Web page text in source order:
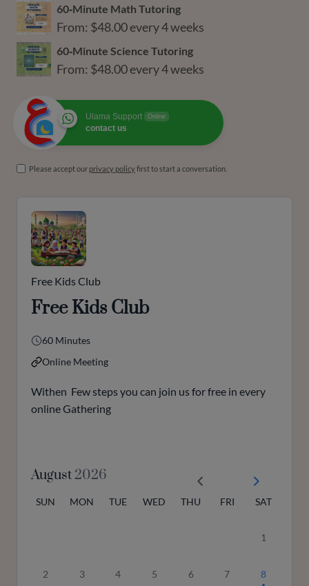
60‑Minute Math Tutoring
From: $48.00every 4 weeks
60‑Minute Science Tutoring
From: $48.00every 4 weeks
Ulama Support Online
contact us
Please accept our privacy policyfirst to start a conversation.
Free Kids Club
Free Kids Club
60 Minutes
Online Meeting
Withen Few steps you can join us for free in every
online Gathering
August2026
SUN MON TUE WED THU FRI SAT
1
2 3 4 5 6 7 8